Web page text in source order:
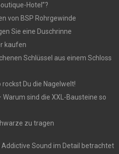
Hotel”?
von BSP Rohrgewinde
Sie eine Duschrinne
kaufen
Schlüssel aus einem Schloss
Du die Nagelwelt!
sind die XXL-Bausteine so
zu tragen
Sound im Detail betrachtet